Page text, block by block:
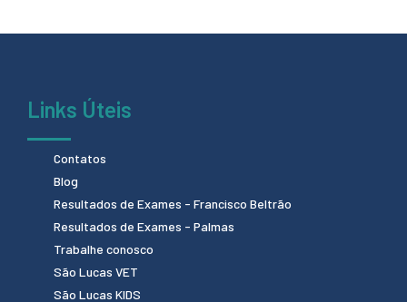
Links Úteis
Contatos
Blog
Resultados de Exames - Francisco Beltrão
Resultados de Exames - Palmas
Trabalhe conosco
São Lucas VET
São Lucas KIDS